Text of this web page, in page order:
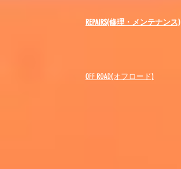
REPAIRS(修理・メンテナンス)
OFF ROAD(オフロード)